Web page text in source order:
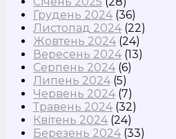
Грудень 2024(36)
Листопад 2024(22)
Жовтень 2024(24)
Вересень 2024(13)
Серпень 2024(6)
Липень 2024(5)
Червень 2024(7)
Травень 2024(32)
Квітень 2024(24)
Березень 2024(33)